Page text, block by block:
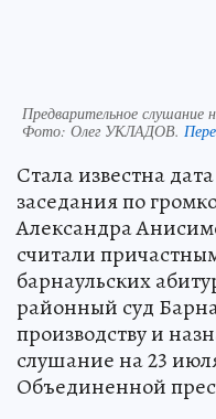
Предварительное слушание
Фото: Олег УКЛАДОВ.
Стала известна
заседания по
Александра
считали
барнаульских
районный суд
производству и
слушание на 23
Объединенной